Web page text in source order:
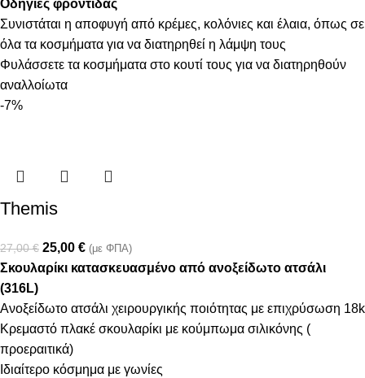
Οδηγίες φροντίδας
Συνιστάται η αποφυγή από κρέμες, κολόνιες και έλαια, όπως σε
όλα τα κοσμήματα για να διατηρηθεί η λάμψη τους
Φυλάσσετε τα κοσμήματα στο κουτί τους για να διατηρηθούν
αναλλοίωτα
-7%
Themis
27,00€ 25,00 € (με ΦΠΑ)
Σκουλαρίκι κατασκευασμένο από ανοξείδωτο ατσάλι
(316L)
Ανοξείδωτο ατσάλι χειρουργικής ποιότητας με επιχρύσωση 18k
Κρεμαστό πλακέ σκουλαρίκι με κούμπωμα σιλικόνης (
προεραιτικά)
Ιδιαίτερο κόσμημα με γωνίες